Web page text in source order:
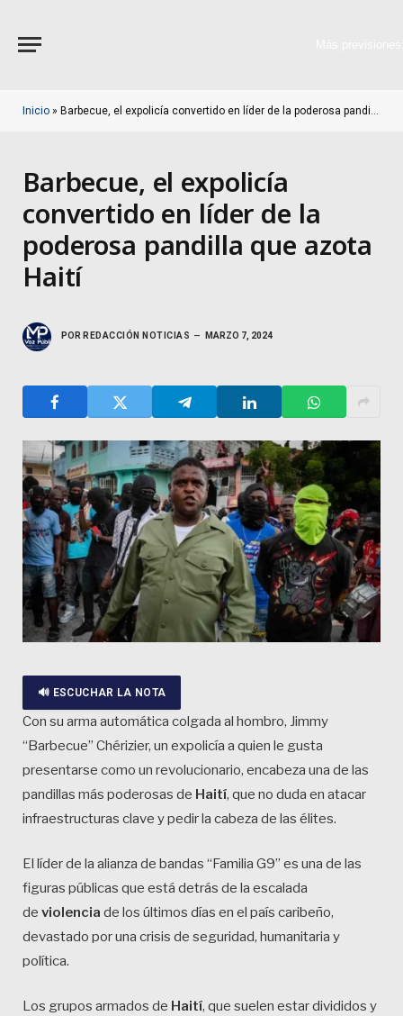
Inicio » Barbecue, el expolicía convertido en líder de la poderosa pandilla que azota Haití
Barbecue, el expolicía
convertido en líder de la
poderosa pandilla que azota
Haití
POR REDACCIÓN NOTICIAS MARZO 7, 2024
🔊 ESCUCHAR LA NOTA
Con su arma automática colgada al hombro, Jimmy
“Barbecue” Chérizier, un expolicía a quien le gusta
presentarse como un revolucionario, encabeza una de las
pandillas más poderosas de Haití, que no duda en atacar
infraestructuras clave y pedir la cabeza de las élites.
El líder de la alianza de bandas “Familia G9” es una de las
figuras públicas que está detrás de la escalada
de violencia de los últimos días en el país caribeño,
devastado por una crisis de seguridad, humanitaria y
política.
Los grupos armados de Haití, que suelen estar divididos y